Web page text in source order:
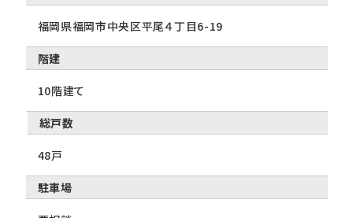
福岡県福岡市中央区平尾４丁目6-19
階建
10階建て
総戸数
48戸
駐車場